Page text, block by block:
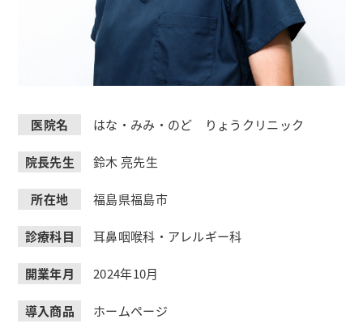
医院名 はな・みみ・のど りょうクリニック
院長先生 鈴木 亮先生
所在地 福島県福島市
診療科目 耳鼻咽喉科・アレルギー科
開業年月 2024年10月
導入商品 ホームページ